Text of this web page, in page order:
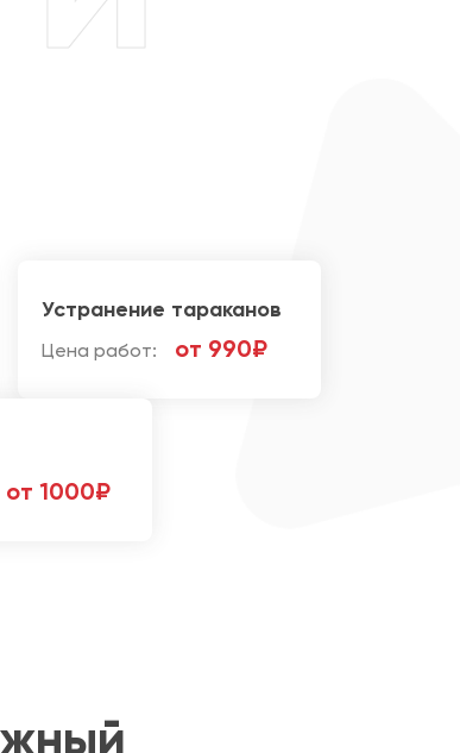
Устранение тараканов
Цена работ: от 990₽
от 1000₽